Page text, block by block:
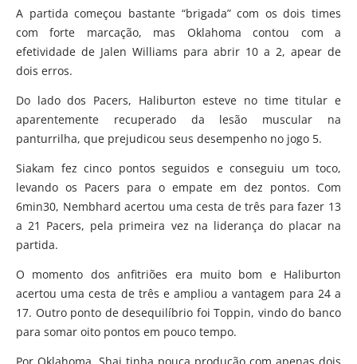
A partida começou bastante “brigada” com os dois times
com forte marcação, mas Oklahoma contou com a
efetividade de Jalen Williams para abrir 10 a 2, apear de
dois erros.
Do lado dos Pacers, Haliburton esteve no time titular e
aparentemente recuperado da lesão muscular na
panturrilha, que prejudicou seus desempenho no jogo 5.
Siakam fez cinco pontos seguidos e conseguiu um toco,
levando os Pacers para o empate em dez pontos. Com
6min30, Nembhard acertou uma cesta de três para fazer 13
a 21 Pacers, pela primeira vez na liderança do placar na
partida.
O momento dos anfitriões era muito bom e Haliburton
acertou uma cesta de três e ampliou a vantagem para 24 a
17. Outro ponto de desequilíbrio foi Toppin, vindo do banco
para somar oito pontos em pouco tempo.